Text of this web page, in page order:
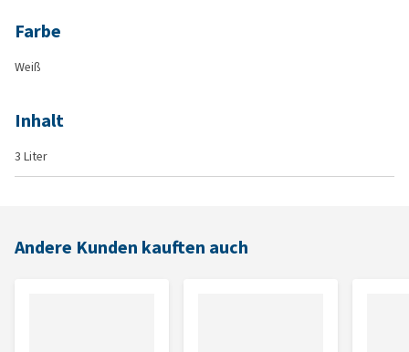
Farbe
Weiß
Inhalt
3 Liter
Andere Kunden kauften auch